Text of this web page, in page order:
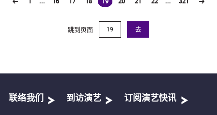
(current)
跳到页面 去
联络我们 到访演艺 订阅演艺快讯